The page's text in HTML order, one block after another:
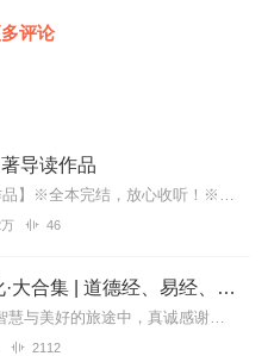
评论
导读作品
【人文读书声--重磅作品】※全本完结，放心收听！※八年级（上）语文教科书名著导读指定作品，同名有声书！※著名翻译家董乐山先生权威中文译本！※人民文学出版...
46
曾仕强讲中华文化·大合集 | 道德经、易经、三国演义中的国学
【感恩回馈】在传播智慧与美好的旅途中，真诚感谢每一位伙伴的温暖陪伴与鼎力支持！欢迎曾仕强学堂粉丝听友们入群交流，更多新鲜玩法和福利活动等你！添加微信：zengf...
2112